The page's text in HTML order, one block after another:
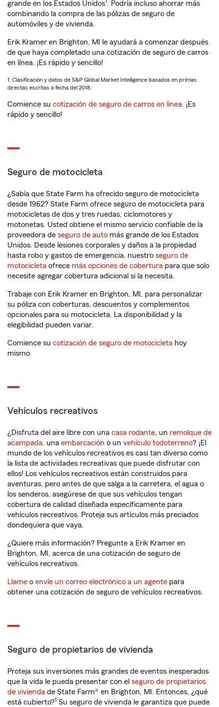
grande en los Estados Unidos . Podría incluso ahorrar más
combinando la compra de las pólizas de seguro de
automóviles y de vivienda.
Erik Kramer en Brighton, MI le ayudará a comenzar después
de que haya completado una cotización de seguro de carros
en línea. ¡Es rápido y sencillo!
1. Clasificación y datos de S&P Global Market Intelligence basados en primas
directas escritas a fecha del 2018.
Comience su cotización de seguro de carros en línea. ¡Es
rápido y sencillo!
Seguro de motocicleta
¿Sabía que State Farm ha ofrecido seguro de motocicleta
desde 1962? State Farm ofrece seguro de motocicleta para
motocicletas de dos y tres ruedas, ciclomotores y
motonetas. Usted obtiene el mismo servicio confiable de la
proveedora de seguro de auto más grande de los Estados
Unidos. Desde lesiones corporales y daños a la propiedad
hasta robo y gastos de emergencia, nuestro seguro de
motocicleta ofrece más opciones de cobertura para que solo
necesite agregar cobertura adicional si la necesita.
Trabaje con Erik Kramer en Brighton, MI, para personalizar
su póliza con coberturas, descuentos y complementos
opcionales para su motocicleta. La disponibilidad y la
elegibilidad pueden variar.
Comience su cotización de seguro de motocicleta hoy
mismo.
Vehículos recreativos
¿Disfruta del aire libre con una casa rodante, un remolque de
acampada, una embarcación o un vehículo todoterreno? ¡El
mundo de los vehículos recreativos es casi tan diverso como
la lista de actividades recreativas que puede disfrutar con
ellos! Los vehículos recreativos están construidos para
aventuras, pero antes de que salga a la carretera, el agua o
los senderos, asegúrese de que sus vehículos tengan
cobertura de calidad diseñada específicamente para
vehículos recreativos. Proteja sus artículos más preciados
dondequiera que vaya.
¿Quiere más información? Pregunte a Erik Kramer en
Brighton, MI, acerca de una cotización de seguro de
vehículos recreativos.
Llame o envíe un correo electrónico a un agente para
obtener una cotización de seguro de vehículos recreativos.
Seguro de propietarios de vivienda
Proteja sus inversiones más grandes de eventos inesperados
que la vida le pueda presentar con el seguro de propietarios
de vivienda de State Farm® en Brighton, MI. Entonces, ¿qué
está cubierto?1 Su seguro de vivienda le garantiza que puede